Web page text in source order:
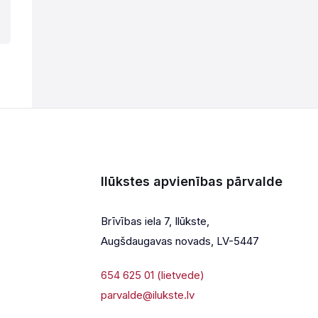
Ilūkstes apvienības pārvalde
Brīvības iela 7, Ilūkste,
Augšdaugavas novads, LV-5447
654 625 01 (lietvede)
parvalde@ilukste.lv